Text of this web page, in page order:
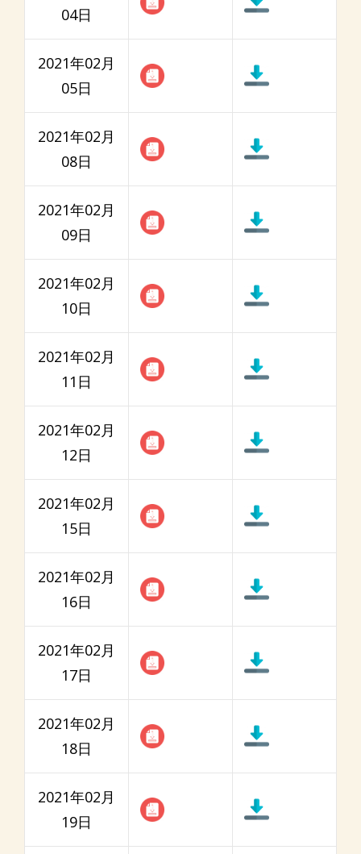
04日
2021年02月
05日
2021年02月
08日
2021年02月
09日
2021年02月
10日
2021年02月
11日
2021年02月
12日
2021年02月
15日
2021年02月
16日
2021年02月
17日
2021年02月
18日
2021年02月
19日